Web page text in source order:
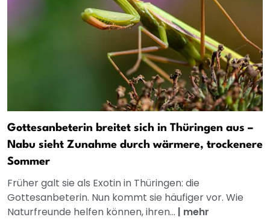
Gottesanbeterin breitet sich in Thüringen aus –
Nabu sieht Zunahme durch wärmere, trockenere
Sommer
Früher galt sie als Exotin in Thüringen: die
Gottesanbeterin. Nun kommt sie häufiger vor. Wie
Naturfreunde helfen können, ihren... | mehr